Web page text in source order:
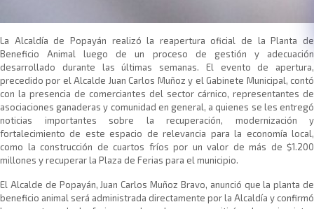
​La Alcaldía de Popayán realizó la reapertura oficial de la Planta de
Beneficio Animal luego de un proceso de gestión y adecuación
desarrollado durante las últimas semanas. El evento de apertura,
precedido por el Alcalde Juan Carlos Muñoz y el Gabinete Municipal, contó
con la presencia de comerciantes del sector cárnico, representantes de
asociaciones ganaderas y comunidad en general, a quienes se les entregó
noticias importantes sobre la recuperación, modernización y
fortalecimiento de este espacio de relevancia para la economía local,
como la construcción de cuartos fríos por un valor de más de $1.200
millones y recuperar la Plaza de Ferias para el municipio.
El Alcalde de Popayán, Juan Carlos Muñoz Bravo, anunció que la planta de
beneficio animal será administrada directamente por la Alcaldía y confirmó